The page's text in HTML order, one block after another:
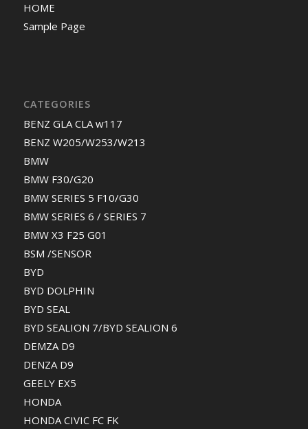
HOME
Sample Page
CATEGORIES
BENZ GLA CLA w117
BENZ W205/W253/W213
BMW
BMW F30/G20
BMW SERIES 5 F10/G30
BMW SERIES 6 / SERIES 7
BMW X3 F25 G01
BSM /SENSOR
BYD
BYD DOLPHIN
BYD SEAL
BYD SEALION 7/BYD SEALION 6
DEMZA D9
DENZA D9
GEELY EX5
HONDA
HONDA CIVIC FC FK